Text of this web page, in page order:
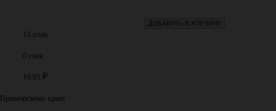
ДОБАВИТЬ В КОРЗИНУ
13 упак
0 упак
10.95
Приморскому краю